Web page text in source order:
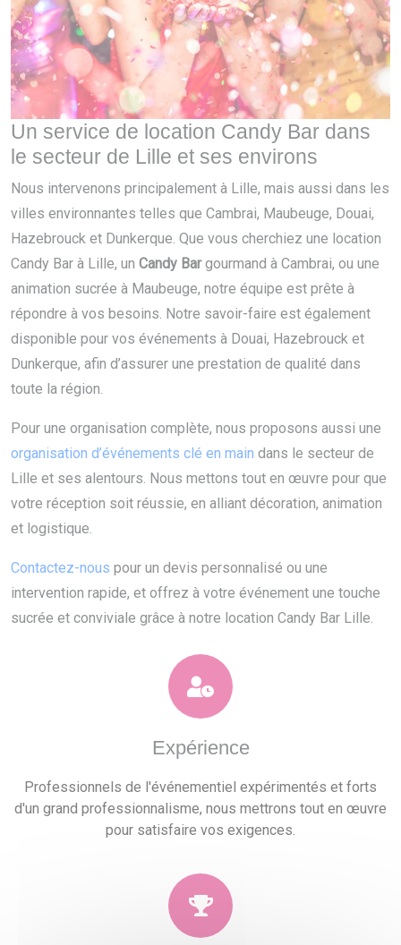
Un service de location Candy Bar dans
le secteur de Lille et ses environs
Nous intervenons principalement à Lille, mais aussi dans les
villes environnantes telles que Cambrai, Maubeuge, Douai,
Hazebrouck et Dunkerque. Que vous cherchiez une location
Candy Bar à Lille, un Candy Bargourmand à Cambrai, ou une
animation sucrée à Maubeuge, notre équipe est prête à
répondre à vos besoins. Notre savoir-faire est également
disponible pour vos événements à Douai, Hazebrouck et
Dunkerque, afin d’assurer une prestation de qualité dans
toute la région.
Pour une organisation complète, nous proposons aussi une
organisation d’événements clé en main dans le secteur de
Lille et ses alentours. Nous mettons tout en œuvre pour que
votre réception soit réussie, en alliant décoration, animation
et logistique.
Contactez-nous pour un devis personnalisé ou une
intervention rapide, et offrez à votre événement une touche
sucrée et conviviale grâce à notre location Candy Bar Lille.
Expérience
Professionnels de l'événementiel expérimentés et forts
d'un grand professionnalisme, nous mettrons tout en œuvre
pour satisfaire vos exigences.